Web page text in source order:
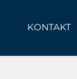
KONTAKT